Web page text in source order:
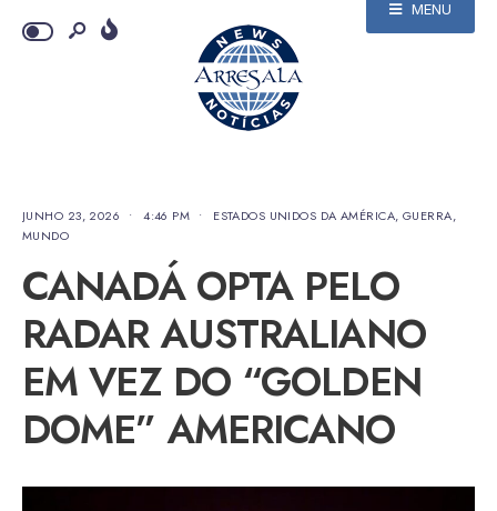
MENU
JUNHO 23, 2026 • 4:46 PM • ESTADOS UNIDOS DA AMÉRICA, GUERRA,
MUNDO
CANADÁ OPTA PELO
RADAR AUSTRALIANO
EM VEZ DO “GOLDEN
DOME” AMERICANO